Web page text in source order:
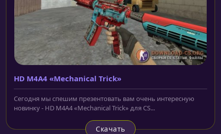
HD M4A4 «Mechanical Trick»
Сегодня мы спешим презентовать вам очень интересную
новинку - HD M4A4 «Mechanical Trick» для CS...
Скачать